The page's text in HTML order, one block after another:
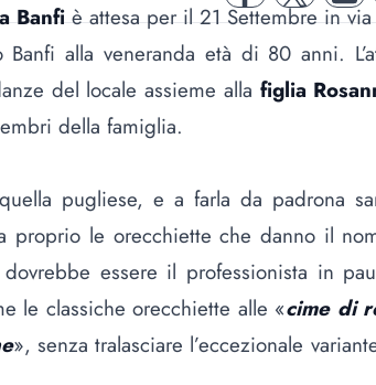
Banfiè attesa per il 21 Settembre in
alla veneranda età di 80 anni.
del locale assieme alla figlia
della famiglia.
pugliese, e a farla da padrona
proprio le orecchiette che danno il
essere il professionista in
le classiche orecchiette alle «cime di
», senza tralasciare l’eccezionale